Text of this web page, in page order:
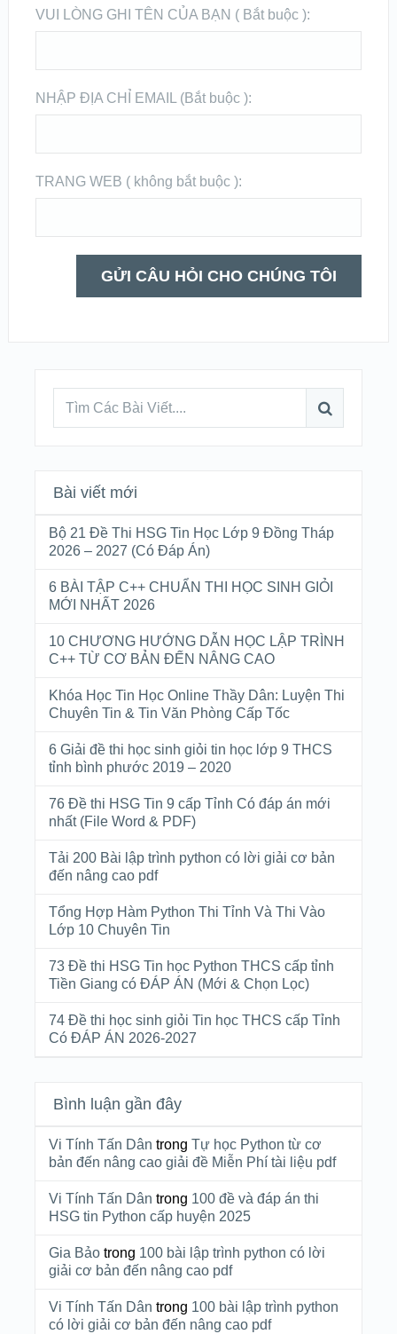
VUI LÒNG GHI TÊN CỦA BẠN ( Bắt buộc ):
NHẬP ĐỊA CHỈ EMAIL (Bắt buộc ):
TRANG WEB ( không bắt buộc ):
Bài viết mới
Bộ 21 Đề Thi HSG Tin Học Lớp 9 Đồng Tháp
2026 – 2027 (Có Đáp Án)
6 BÀI TẬP C++ CHUẨN THI HỌC SINH GIỎI
MỚI NHẤT 2026
10 CHƯƠNG HƯỚNG DẪN HỌC LẬP TRÌNH
C++ TỪ CƠ BẢN ĐẾN NÂNG CAO
Khóa Học Tin Học Online Thầy Dân: Luyện Thi
Chuyên Tin & Tin Văn Phòng Cấp Tốc
6 Giải đề thi học sinh giỏi tin học lớp 9 THCS
tỉnh bình phước 2019 – 2020
76 Đề thi HSG Tin 9 cấp Tỉnh Có đáp án mới
nhất (File Word & PDF)
Tải 200 Bài lập trình python có lời giải cơ bản
đến nâng cao pdf
Tổng Hợp Hàm Python Thi Tỉnh Và Thi Vào
Lớp 10 Chuyên Tin
73 Đề thi HSG Tin học Python THCS cấp tỉnh
Tiền Giang có ĐÁP ÁN (Mới & Chọn Lọc)
74 Đề thi học sinh giỏi Tin học THCS cấp Tỉnh
Có ĐÁP ÁN 2026-2027
Bình luận gần đây
Vi Tính Tấn Dân trong Tự học Python từ cơ
bản đến nâng cao giải đề Miễn Phí tài liệu pdf
Vi Tính Tấn Dân trong 100 đề và đáp án thi
HSG tin Python cấp huyện 2025
Gia Bảotrong 100 bài lập trình python có lời
giải cơ bản đến nâng cao pdf
Vi Tính Tấn Dân trong 100 bài lập trình python
có lời giải cơ bản đến nâng cao pdf